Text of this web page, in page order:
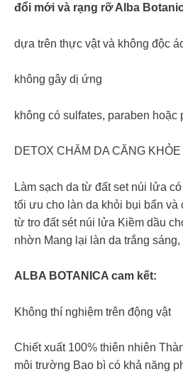
đổi mới và rạng rỡ Alba
dựa trên thực vật và không độc
không gây dị ứng
không có sulfates, paraben hoặc
DETOX CHĂM DA CĂNG KHỎE
Làm sạch da từ đất set núi lửa
tối ưu cho làn da khỏi bụi bẩn
từ tro đất sét núi lửa Kiềm dầu
nhờn Mang lại làn da trắng sáng,
ALBA BOTANICA cam kết:
Không thí nghiệm trên động vật
Chiết xuất 100% thiên nhiên
môi trường Bao bì có khả năng